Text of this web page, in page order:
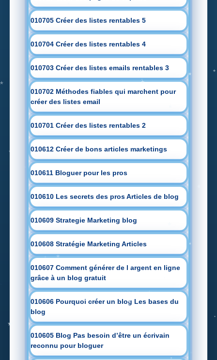
010705 Créer des listes rentables 5
010704 Créer des listes rentables 4
010703 Créer des listes emails rentables 3
010702 Méthodes fiables qui marchent pour
créer des listes email
010701 Créer des listes rentables 2
010612 Créer de bons articles marketings
010611 Bloguer pour les pros
010610 Les secrets des pros Articles de blog
010609 Strategie Marketing blog
010608 Stratégie Marketing Articles
010607 Comment générer de l argent en ligne
grâce à un blog gratuit
010606 Pourquoi créer un blog Les bases du
blog
010605 Blog Pas besoin d’être un écrivain
reconnu pour bloguer